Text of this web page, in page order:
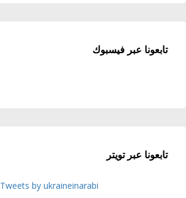
تابعونا عبر فيسبوك
تابعونا عبر تويتر
Tweets by ukraineinarabi